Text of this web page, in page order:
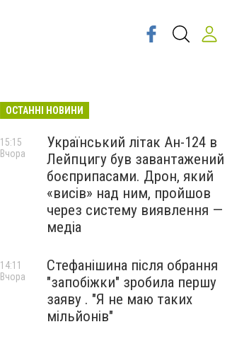
ОСТАННІ НОВИНИ
Український літак Ан-124 в
Лейпцигу був завантажений
боєприпасами. Дрон, який
«висів» над ним, пройшов
через систему виявлення —
медіа
15:15
Вчора
Стефанішина після обрання
"запобіжки" зробила першу
заяву . "Я не маю таких
мільйонів"
14:11
Вчора